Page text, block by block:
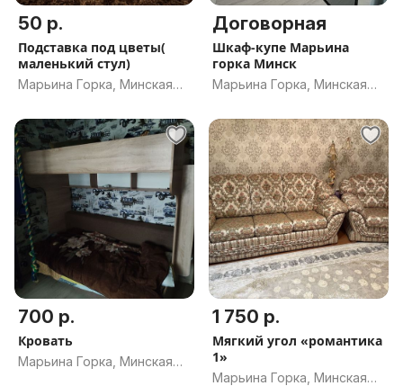
50 р.
Подставка под цветы(
маленький стул)
Марьина Горка, Минская
Договорная
Шкаф-купе Марьина
горка Минск
Марьина Горка, Минская
700 р.
Кровать
Марьина Горка, Минская
1 750 р.
Мягкий угол «романтика
1»
Марьина Горка, Минская